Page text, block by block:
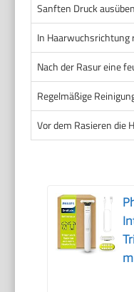
Sanften Druck
In Haarwuchsrichtung
Nach der Rasur eine
Regelmäßige
Vor dem Rasieren die